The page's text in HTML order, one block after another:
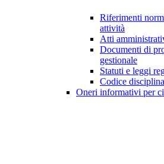
Riferimenti
attività
Atti
Documenti di
gestionale
Statuti e leggi
Codice
Oneri informativi per